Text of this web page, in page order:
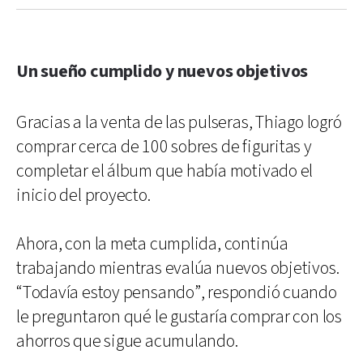
Un sueño cumplido y nuevos objetivos
Gracias a la venta de las pulseras, Thiago logró
comprar cerca de 100 sobres de figuritas y
completar el álbum que había motivado el
inicio del proyecto.
Ahora, con la meta cumplida, continúa
trabajando mientras evalúa nuevos objetivos.
“Todavía estoy pensando”, respondió cuando
le preguntaron qué le gustaría comprar con los
ahorros que sigue acumulando.